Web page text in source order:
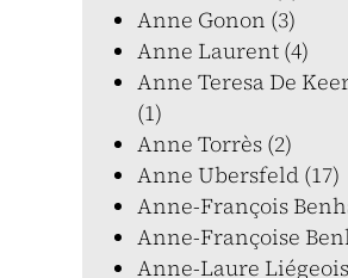
Anne Gonon (3)
Anne Laurent (4)
Anne Teresa De
(1)
Anne Torrès (2)
Anne Ubersfeld (17)
Anne-François
Anne-Françoise
Anne-Laure